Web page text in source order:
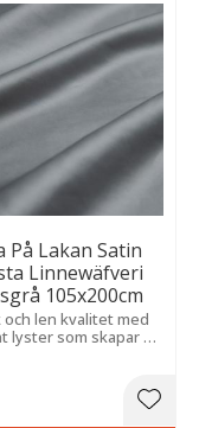
På Lakan Satin
Linnewäfveri
105x200cm
och len kvalitet med
lyster som skapar en